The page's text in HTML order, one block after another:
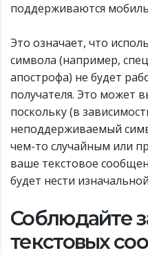
поддерживаются
Это означает, что
символа (например,
апострофа) не будет
получателя. Это может
поскольку (в
неподдерживаемый
чем-то случайным или
ваше текстовое
будет нести
Соблюдайте
текстовых